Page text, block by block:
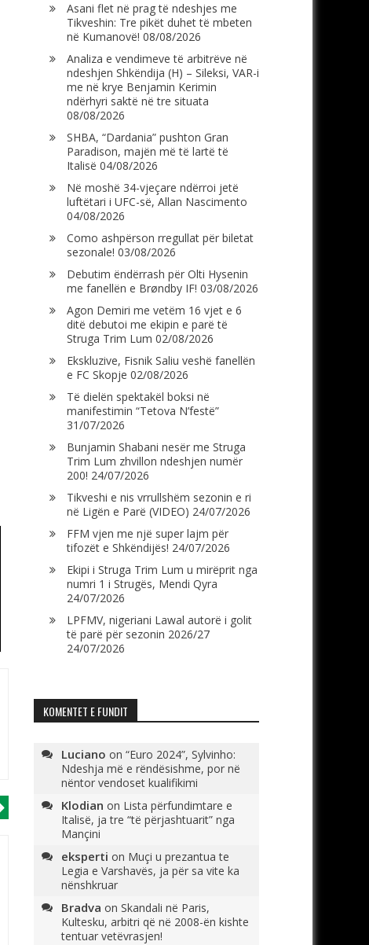
Asani flet në prag të ndeshjes me
Tikveshin: Tre pikët duhet të mbeten
në Kumanovë! 08/08/2026
Analiza e vendimeve të arbitrëve në
ndeshjen Shkëndija (H) – Sileksi, VAR-i
me në krye Benjamin Kerimin
ndërhyri saktë në tre situata
08/08/2026
SHBA, “Dardania” pushton Gran
Paradison, majën më të lartë të
Italisë 04/08/2026
Në moshë 34-vjeçare ndërroi jetë
luftëtari i UFC-së, Allan Nascimento
04/08/2026
Como ashpërson rregullat për biletat
sezonale! 03/08/2026
Debutim ëndërrash për Olti Hysenin
me fanellën e Brøndby IF! 03/08/2026
Agon Demiri me vetëm 16 vjet e 6
ditë debutoi me ekipin e parë të
Struga Trim Lum 02/08/2026
Ekskluzive, Fisnik Saliu veshë fanellën
e FC Skopje 02/08/2026
Të dielën spektakël boksi në
manifestimin “Tetova N’festë”
31/07/2026
Bunjamin Shabani nesër me Struga
Trim Lum zhvillon ndeshjen numër
200! 24/07/2026
Tikveshi e nis vrrullshëm sezonin e ri
në Ligën e Parë (VIDEO) 24/07/2026
FFM vjen me një super lajm për
tifozët e Shkëndijës! 24/07/2026
Ekipi i Struga Trim Lum u mirëprit nga
numri 1 i Strugës, Mendi Qyra
24/07/2026
LPFMV, nigeriani Lawal autorë i golit
të parë për sezonin 2026/27
24/07/2026
KOMENTET E FUNDIT
Luciano on “Euro 2024”, Sylvinho:
Ndeshja më e rëndësishme, por në
nëntor vendoset kualifikimi
Klodian on Lista përfundimtare e
Italisë, ja tre “të përjashtuarit” nga
Mançini
eksperti on Muçi u prezantua te
Legia e Varshavës, ja për sa vite ka
nënshkruar
Bradva on Skandali në Paris,
Kultesku, arbitri që në 2008-ën kishte
tentuar vetëvrasjen!